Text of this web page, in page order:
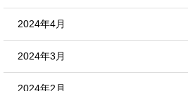
2024年4月
2024年3月
2024年2月